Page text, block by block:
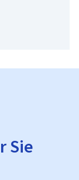
Sie